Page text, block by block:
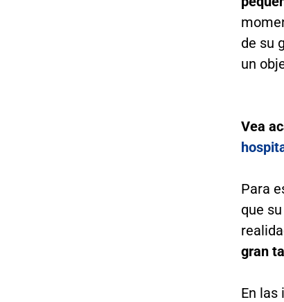
de su
un
Vea
Para
que su
gran
En las